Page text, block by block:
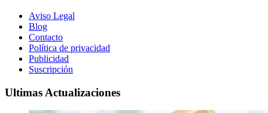
Aviso Legal
Blog
Contacto
Política de privacidad
Publicidad
Suscripción
Ultimas Actualizaciones